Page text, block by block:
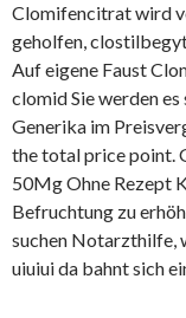
Clomifencitrat wird
geholfen,
Auf eigene Faust
clomid Sie werden
Generika im
the total price point.
50Mg Ohne Rezept
Befruchtung zu
suchen Notarzthilfe,
uiuiui da bahnt sich